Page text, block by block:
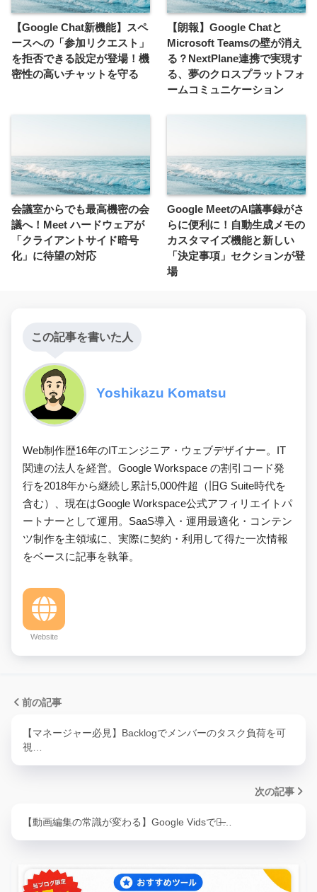
【Google Chat新機能】スペ
ースへの「参加リクエスト」
を拒否できる設定が登場！機
密性の高いチャットを守る
【朗報】Google Chatと
Microsoft Teamsの壁が消え
る？NextPlane連携で実現す
る、夢のクロスプラットフォ
ームコミュニケーション
会議室からでも最高機密の会
議へ！Meet ハードウェアが
「クライアントサイド暗号
化」に待望の対応
Google MeetのAI議事録がさ
らに便利に！自動生成メモの
カスタマイズ機能と新しい
「決定事項」セクションが登
場
この記事を書いた人
Yoshikazu Komatsu
Web制作歴16年のITエンジニア・ウェブデザイナー。IT
関連の法人を経営。Google Workspace の割引コード発
行を2018年から継続し累計5,000件超（旧G Suite時代を
含む）、現在はGoogle Workspace公式アフィリエイトパ
ートナーとして運用。SaaS導入・運用最適化・コンテン
ツ制作を主領域に、実際に契約・利用して得た一次情報
をベースに記事を執筆。
Website
前の記事
【マネージャー必見】Backlogでメンバーのタスク負荷を可
視…
次の記事
【動画編集の常識が変わる】Google Vidsで、̶…